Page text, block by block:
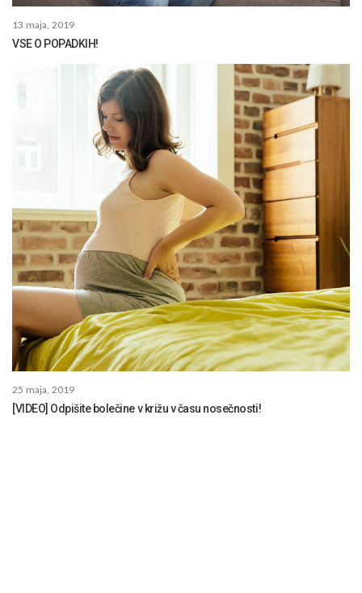
13 maja, 2019
VSE O POPADKIH!
25 maja, 2019
[VIDEO] Odpišite bolečine v križu v času nosečnosti!